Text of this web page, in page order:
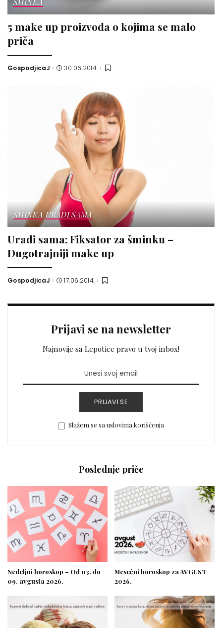
ŠMINKA
5 make up proizvoda o kojima se malo
priča
Posted
GospodjicaJ 30.06.2014.
ŠMINKA URADI SAMA
Uradi sama: Fiksator za šminku –
Dugotrajniji make up
Posted
GospodjicaJ 17.06.2014.
Prijavi se na newsletter
Najnovije sa Lepotice pravo u tvoj inbox!
PRIJAVI SE
Slažem se sa uslovima korišćenja
Poslednje priče
Nedeljni horoskop – Od 03. do
09. avgusta 2026.
Mesečni horoskop za AVGUST
2026.